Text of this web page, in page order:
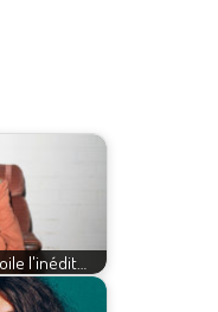
l'inédit…